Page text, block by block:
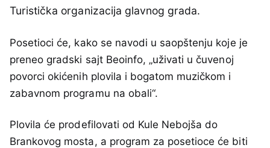
Turistička organizacija glavnog grada.
Posetioci će, kako se navodi u saopštenju koje je
preneo gradski sajt Beoinfo, „uživati u čuvenoj
povorci okićenih plovila i bogatom muzičkom i
zabavnom programu na obali“.
Plovila će prodefilovati od Kule Nebojša do
Brankovog mosta, a program za posetioce će biti